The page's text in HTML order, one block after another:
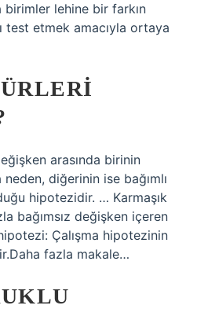
lehine bir farkın
test etmek amacıyla ortaya
arasında birinin
diğerinin ise bağımlı
hipotezidir. … Karmaşık
bağımsız değişken içeren
Çalışma hipotezinin
fazla makale…